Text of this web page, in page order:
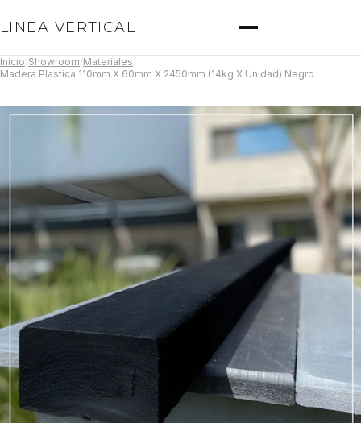
LINEA VERTICAL
Inicio Showroom Materiales
Madera Plastica 110mm X 60mm X 2450mm (14kg X Unidad) Negro